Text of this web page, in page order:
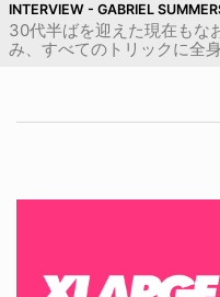
INTERVIEW - GABRIEL
30代半ばを迎えた現在もな
み、すべてのトリックに全